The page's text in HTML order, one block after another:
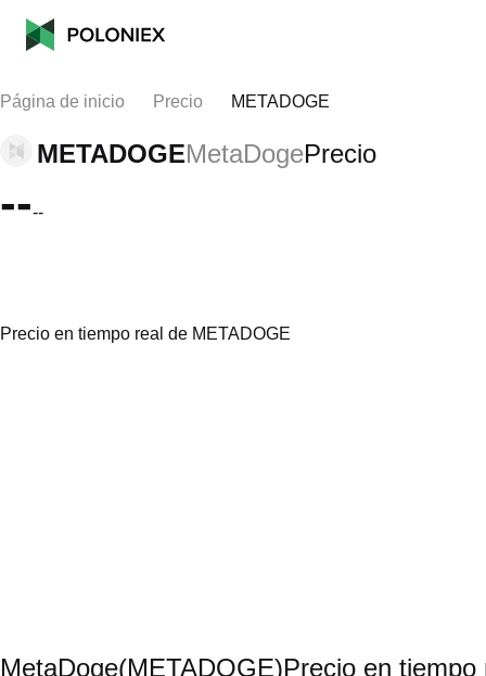
Página de inicio Precio METADOGE
METADOGEMetaDogePrecio
----
Precio en tiempo real de METADOGE
MetaDoge(METADOGE)Precio en tiempo